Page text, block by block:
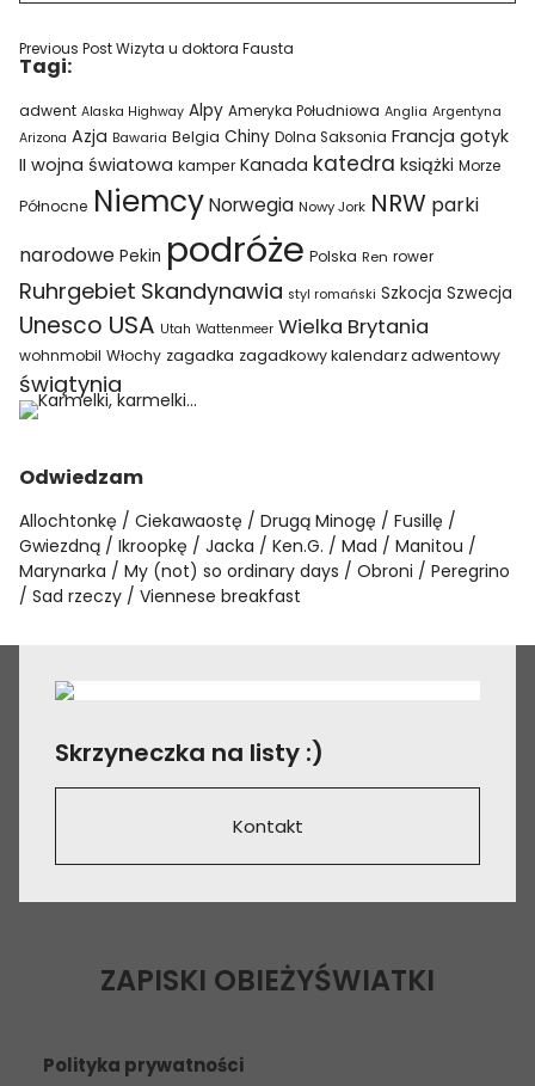
Previous PostWizyta u doktora Fausta
Tagi:
adwent Alaska Highway Alpy Ameryka Południowa Anglia Argentyna
Arizona Azja Bawaria Belgia Chiny Dolna Saksonia Francja gotyk
II wojna światowa kamper Kanada katedra książki Morze
Północne Niemcy Norwegia Nowy Jork NRW parki
narodowe Pekin podróże Polska Ren rower
Ruhrgebiet Skandynawia styl romański Szkocja Szwecja
Unesco USA Utah Wattenmeer Wielka Brytania
wohnmobil Włochy zagadka zagadkowy kalendarz adwentowy
świątynia
Odwiedzam
Allochtonkę Ciekawaostę Drugą Minogę
Fusillę
Gwiezdną
Ikroopkę Jacka Ken.G. Mad
Manitou
Marynarka
My (not) so ordinary days Obroni
Peregrino
Sad rzeczy
Viennese breakfast
Skrzyneczka na listy :)
Kontakt
ZAPISKI OBIEŻYŚWIATKI
Polityka prywatności